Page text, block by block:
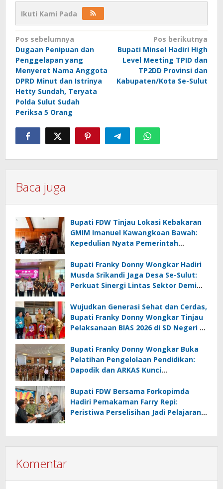
Ikuti Kami Pada
Navigasi
pos
Pos sebelumnya
Dugaan Penipuan dan
Penggelapan yang
Menyeret Nama Anggota
DPRD Minut dan Istrinya
Hetty Sundah, Teryata
Polda Sulut Sudah
Periksa 5 Orang
Pos berikutnya
Bupati Minsel Hadiri High
Level Meeting TPID dan
TP2DD Provinsi dan
Kabupaten/Kota Se-Sulut
Baca juga
Bupati FDW Tinjau Lokasi Kebakaran
GMIM Imanuel Kawangkoan Bawah:
Kepedulian Nyata Pemerintah
Terdampak
Bupati Franky Donny Wongkar Hadiri
Musda Srikandi Jaga Desa Se-Sulut:
Perkuat Sinergi Lintas Sektor Demi
Wujudkan Generasi Sehat dan Cerdas,
Bupati Franky Donny Wongkar Tinjau
Pelaksanaan BIAS 2026 di SD Negeri 2
Bupati Franky Donny Wongkar Buka
Pelatihan Pengelolaan Pendidikan:
Dapodik dan ARKAS Kunci
Minahasa Selatan
Bupati FDW Bersama Forkopimda
Hadiri Pemakaman Farry Repi:
Peristiwa Perselisihan Jadi Pelajaran,
Komentar